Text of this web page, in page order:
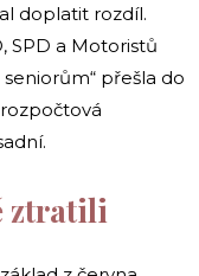
doplatit rozdíl.
SPD a Motoristů
přešla do
ztratili